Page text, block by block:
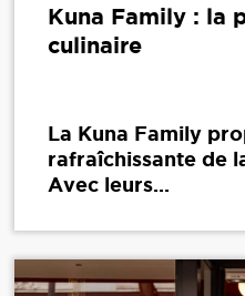
Kuna Family : la
culinaire
La Kuna Family
rafraîchissante de
Avec leurs...